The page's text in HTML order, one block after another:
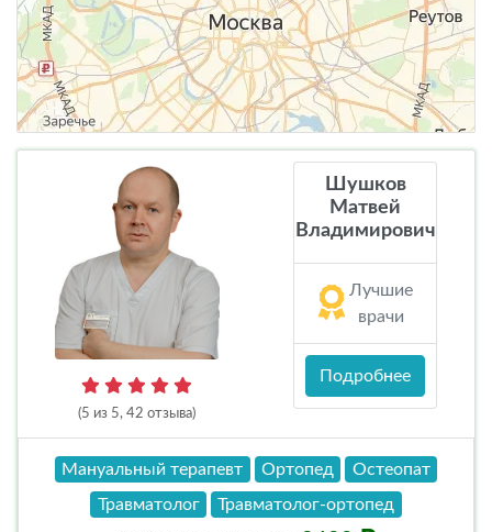
(5 из 5, 42 отзыва)
Шушков
Матвей
Владимирович
Лучшие
врачи
Подробнее
Мануальный терапевт Ортопед
Остеопат
Травматолог
Травматолог-ортопед